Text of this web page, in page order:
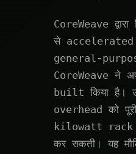
CoreWeave
से accelerated
general-
CoreWeave ने
built किया
overhead को
kilowatt rack
कर सकती। यह